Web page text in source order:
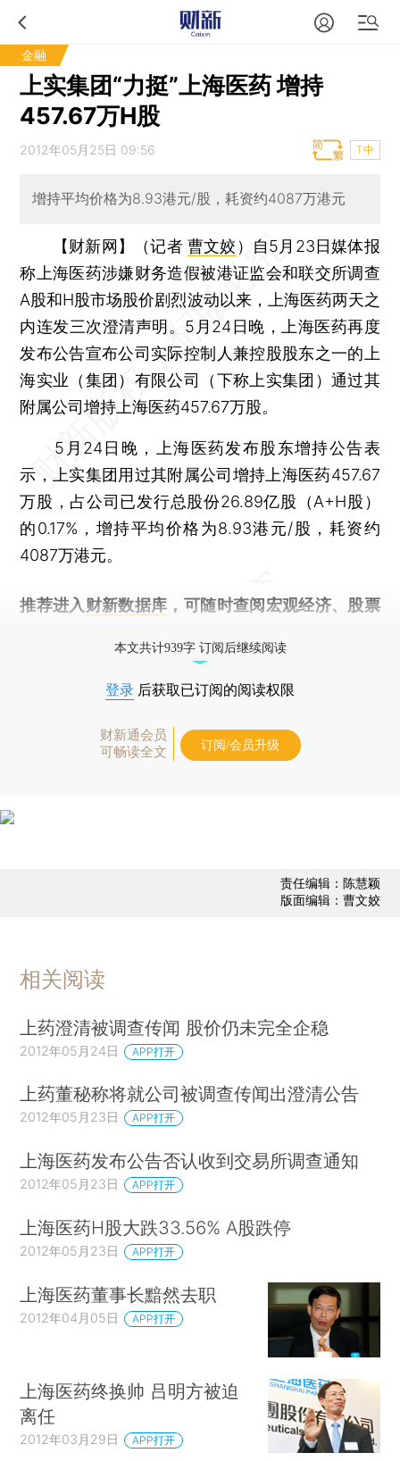
金融
上实集团“力挺”上海医药 增持
457.67万H股
2012年05月25日 09:56 T中
增持平均价格为8.93港元/股，耗资约4087万港元
【财新网】（记者曹文姣） 自5月23日媒体报
称上海医药涉嫌财务造假被港证监会和联交所调查
A股和H股市场股价剧烈波动以来，上海医药两天之
内连发三次澄清声明。5月24日晚，上海医药再度
发布公告宣布公司实际控制人兼控股股东之一的上
海实业（集团）有限公司（下称上实集团）通过其
附属公司增持上海医药457.67万股。
5月24日晚，上海医药发布股东增持公告表
示，上实集团用过其附属公司增持上海医药457.67
万股，占公司已发行总股份26.89亿股（A+H股）
的0.17%，增持平均价格为8.93港元/股，耗资约
4087万港元。
推荐进入 财新数据库 ，可随时查阅宏观经济、股票
本文共计939字 订阅后继续阅读
登录 后获取已订阅的阅读权限
财新通会员
可畅读全文
订阅/会员升级
责任编辑：陈慧颖
版面编辑：曹文姣
相关阅读
上药澄清被调查传闻 股价仍未完全企稳
2012年05月24日 APP打开
上药董秘称将就公司被调查传闻出澄清公告
2012年05月23日 APP打开
上海医药发布公告否认收到交易所调查通知
2012年05月23日 APP打开
上海医药H股大跌33.56% A股跌停
2012年05月23日 APP打开
上海医药董事长黯然去职
2012年04月05日 APP打开
上海医药终换帅 吕明方被迫
离任
2012年03月29日 APP打开